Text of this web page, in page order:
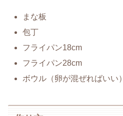
まな板
包丁
フライパン18cm
フライパン28cm
ボウル（卵が混ぜればいい）